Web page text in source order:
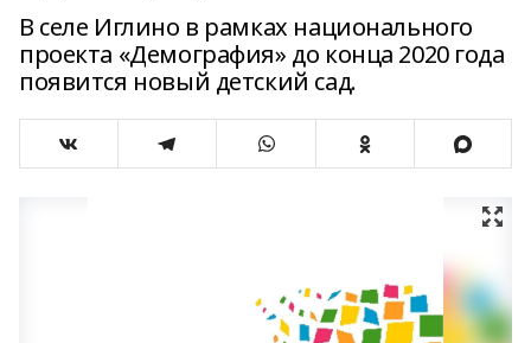
В селе Иглино в рамках национального
проекта «Демография» до конца 2020 года
появится новый детский сад.